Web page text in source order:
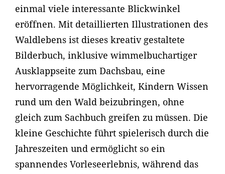
einmal viele interessante Blickwinkel
eröffnen. Mit detaillierten Illustrationen des
Waldlebens ist dieses kreativ gestaltete
Bilderbuch, inklusive wimmelbuchartiger
Ausklappseite zum Dachsbau, eine
hervorragende Möglichkeit, Kindern Wissen
rund um den Wald beizubringen, ohne
gleich zum Sachbuch greifen zu müssen. Die
kleine Geschichte führt spielerisch durch die
Jahreszeiten und ermöglicht so ein
spannendes Vorleseerlebnis, während das